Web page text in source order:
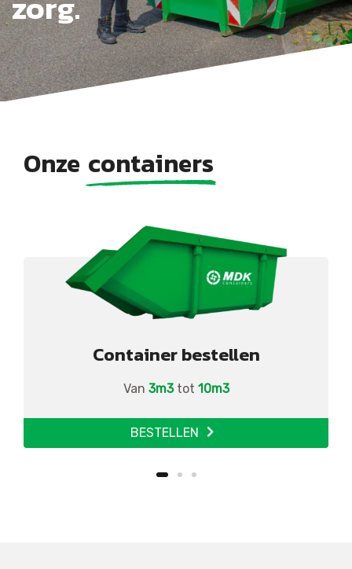
Onze containers
Container bestellen
Van 3m3 tot 10m3
BESTELLEN